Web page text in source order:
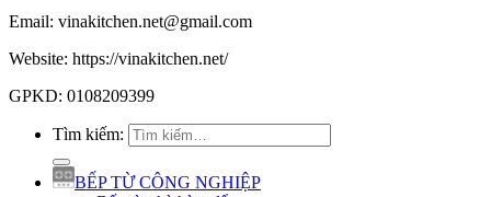
Email: vinakitchen.net@gmail.com
Website: https://vinakitchen.net/
GPKD: 0108209399
Tìm kiếm:
BẾP TỪ CÔNG NGHIỆP